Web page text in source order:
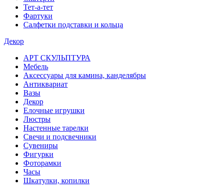
Тет-а-тет
Фартуки
Салфетки подставки и кольца
Декор
АРТ СКУЛЬПТУРА
Мебель
Аксессуары для камина, канделябры
Антиквариат
Вазы
Декор
Елочные игрушки
Люстры
Настенные тарелки
Свечи и подсвечники
Сувениры
Фигурки
Фоторамки
Часы
Шкатулки, копилки